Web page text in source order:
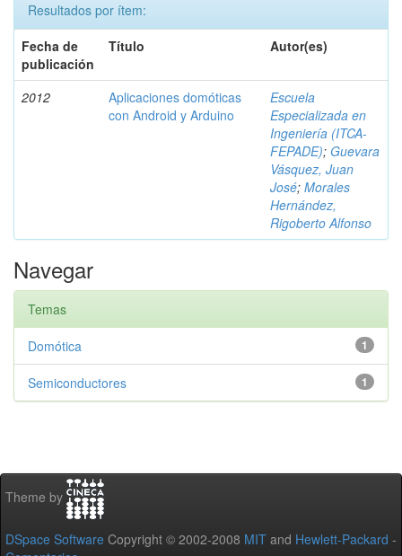
Resultados por ítem:
Fecha de
publicación
Título Autor(es)
2012
Aplicaciones domóticas
con Android y Arduino
Escuela
Especializada en
Ingeniería (ITCA-
FEPADE); Guevara
Vásquez, Juan
José; Morales
Hernández,
Rigoberto Alfonso
Navegar
Temas
1
Domótica
1
Semiconductores
Theme by
DSpace Software Copyright © 2002-2008 MIT and Hewlett-Packard -